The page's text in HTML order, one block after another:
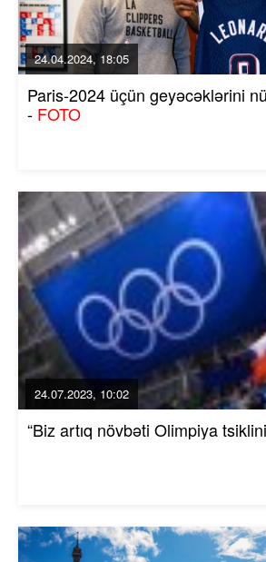
24.04.2024, 18:05
Paris-2024 üçün geyəcəklərini
- FOTO
24.07.2023, 10:02
“Biz artıq növbəti Olimpiya